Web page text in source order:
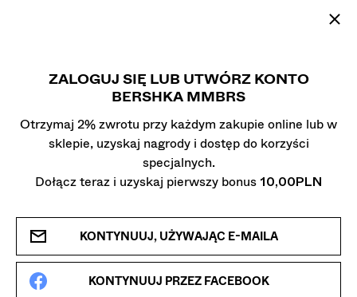
ZALOGUJ SIĘ LUB UTWÓRZ KONTO
BERSHKA MMBRS
Otrzymaj 2% zwrotu przy każdym zakupie online lub w
sklepie, uzyskaj nagrody i dostęp do korzyści
specjalnych.
Dołącz teraz i uzyskaj pierwszy bonus 10,00PLN
KONTYNUUJ, UŻYWAJĄC E-MAILA
KONTYNUUJ PRZEZ FACEBOOK